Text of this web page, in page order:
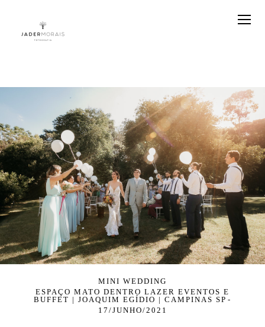
MINI WEDDING
ESPAÇO MATO DENTRO LAZER EVENTOS E
BUFFET | JOAQUIM EGÍDIO | CAMPINAS SP
17/JUNHO/2021